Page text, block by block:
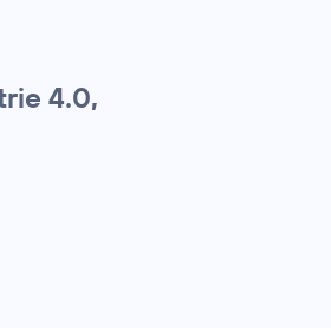
4.0,